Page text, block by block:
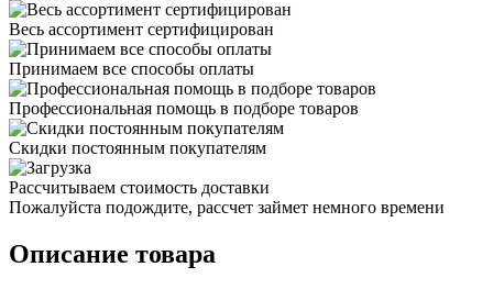
Весь ассортимент сертифицирован
Принимаем все способы оплаты
Профессиональная помощь в подборе товаров
Скидки постоянным покупателям
Рассчитываем стоимость доставки
Пожалуйста подождите, рассчет займет немного времени
Описание товара